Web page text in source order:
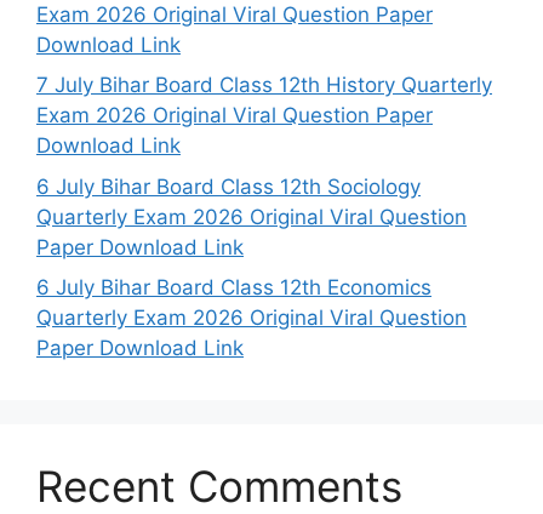
Exam 2026 Original Viral Question Paper
Download Link
7 July Bihar Board Class 12th History Quarterly
Exam 2026 Original Viral Question Paper
Download Link
6 July Bihar Board Class 12th Sociology
Quarterly Exam 2026 Original Viral Question
Paper Download Link
6 July Bihar Board Class 12th Economics
Quarterly Exam 2026 Original Viral Question
Paper Download Link
Recent Comments